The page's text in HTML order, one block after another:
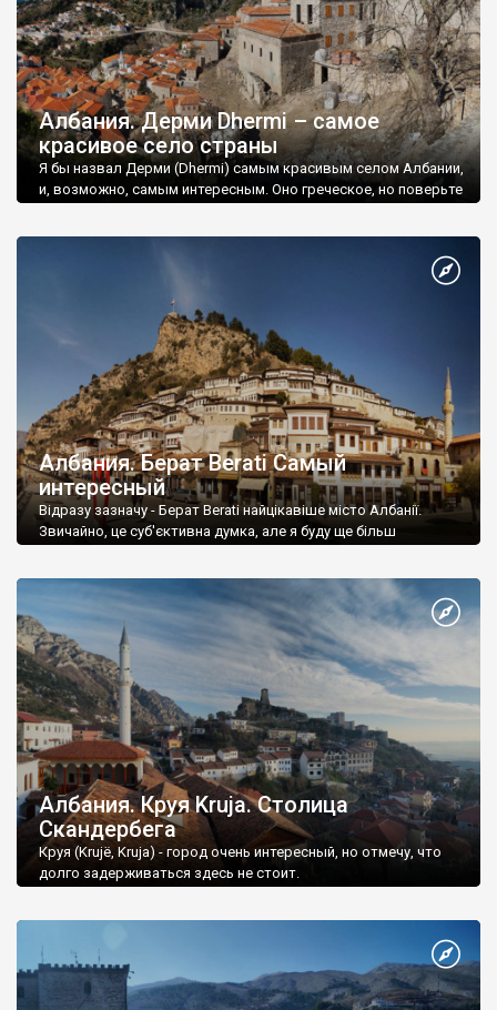
Албания. Дерми Dhermi – самое
красивое село страны
Я бы назвал Дерми (Dhermi) самым красивым селом Албании,
и, возможно, самым интересным. Оно греческое, но поверьте
Албания. Берат Berati Самый
интересный
Відразу зазначу - Берат Berati найцікавіше місто Албанії.
Звичайно, це суб'єктивна думка, але я буду ще більш
Албания. Круя Kruja. Столица
Скандербега
Круя (Krujë, Kruja) - город очень интересный, но отмечу, что
долго задерживаться здесь не стоит.